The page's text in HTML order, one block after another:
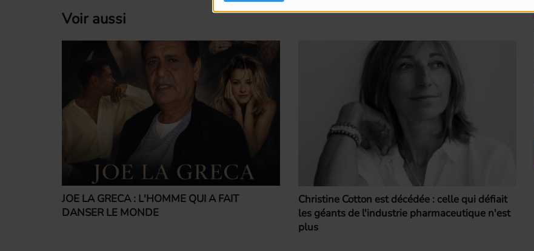
Voir aussi
JOE LA GRECA : L'HOMME QUI A FAIT
DANSER LE MONDE
Christine Cotton est décédée : celle qui défiait
les géants de l'industrie pharmaceutique n'est
plus